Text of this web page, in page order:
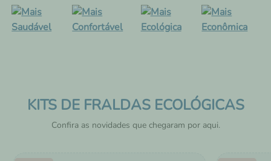
KITS DE FRALDAS ECOLÓGICAS
Confira as novidades que chegaram por aqui.